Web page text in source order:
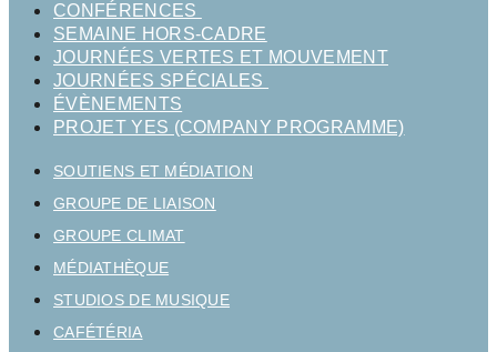
CONFÉRENCES
SEMAINE HORS-CADRE
JOURNÉES VERTES ET MOUVEMENT
JOURNÉES SPÉCIALES
ÉVÈNEMENTS
PROJET YES (COMPANY PROGRAMME)
SOUTIENS ET MÉDIATION
GROUPE DE LIAISON
GROUPE CLIMAT
MÉDIATHÈQUE
STUDIOS DE MUSIQUE
CAFÉTÉRIA